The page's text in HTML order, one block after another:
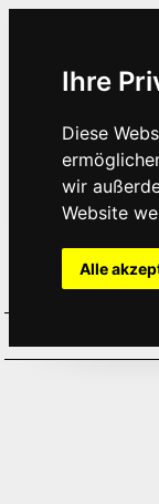
Ihre
Diese
wir
Website
Alle